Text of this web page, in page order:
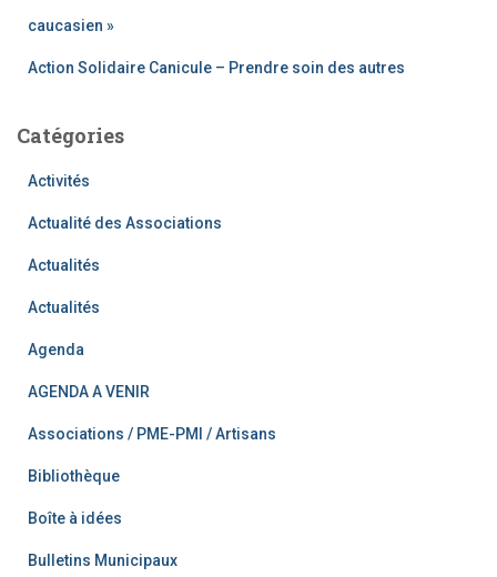
caucasien »
Action Solidaire Canicule – Prendre soin des autres
Catégories
Activités
Actualité des Associations
Actualités
Actualités
Agenda
AGENDA A VENIR
Associations / PME-PMI / Artisans
Bibliothèque
Boîte à idées
Bulletins Municipaux